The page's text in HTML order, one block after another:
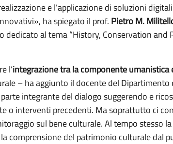
e l’applicazione di soluzioni
ha spiegato il prof. Pietro M.
dedicato al tema “History, Conservation and
l’integrazione tra la componente umanistica
– ha aggiunto il docente del
integrante del dialogo suggerendo e
o interventi precedenti. Ma soprattutto ci
sul bene culturale. Al tempo stesso
comprensione del patrimonio culturale dal